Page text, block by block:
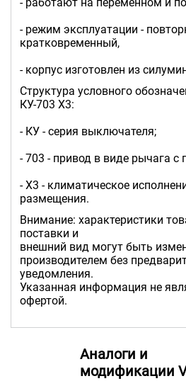
- режим эксплуатации -
кратковременный,
- корпус изготовлен из
Структура условного
КУ-703 Х3:
- КУ - серия выключателя;
- 703 - привод в виде рычага с
- Х3 - климатическое
размещения.
Внимание: характеристики
поставки и
внешний вид могут быть
производителем без
уведомления.
Указанная информация не
офертой.
Аналоги и
модификации